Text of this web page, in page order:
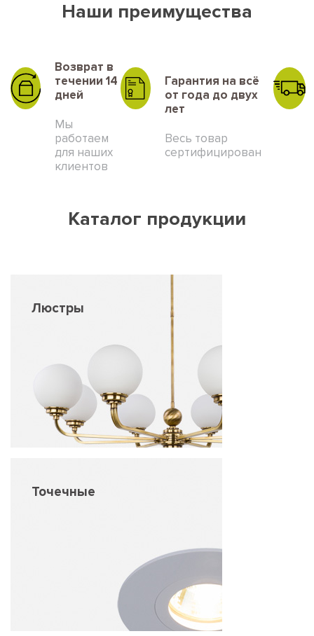
Наши преимущества
Возврат в
течении 14
дней
Мы
работаем
для наших
клиентов
Гарантия на всё
от года до двух
лет
Весь товар
сертифицирован
Каталог продукции
Люстры
Точечные